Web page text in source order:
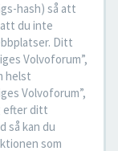
hash) så att
du inte
Ditt
Volvoforum”,
helst
Volvoforum”,
efter ditt
så kan du
som